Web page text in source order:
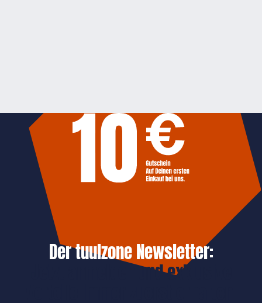
Der tuulzone Newsletter:
Jetzt anmelden und exklusive